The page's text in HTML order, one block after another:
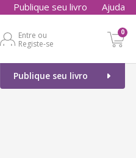
Publique seu livro Ajuda
Entre ou
Registe-se
0
Publique seu livro